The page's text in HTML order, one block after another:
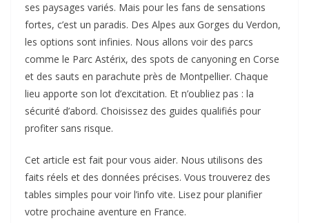
ses paysages variés. Mais pour les fans de sensations
fortes, c’est un paradis. Des Alpes aux Gorges du Verdon,
les options sont infinies. Nous allons voir des parcs
comme le Parc Astérix, des spots de canyoning en Corse
et des sauts en parachute près de Montpellier. Chaque
lieu apporte son lot d’excitation. Et n’oubliez pas : la
sécurité d’abord. Choisissez des guides qualifiés pour
profiter sans risque.
Cet article est fait pour vous aider. Nous utilisons des
faits réels et des données précises. Vous trouverez des
tables simples pour voir l’info vite. Lisez pour planifier
votre prochaine aventure en France.